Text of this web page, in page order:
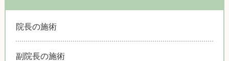
院長の施術
副院長の施術